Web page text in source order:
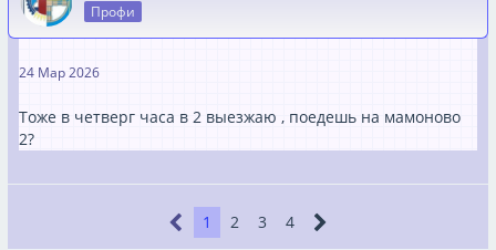
Профи
24 Мар 2026
Тоже в четверг часа в 2 выезжаю , поедешь на мамоново
2?
1 2 3 4